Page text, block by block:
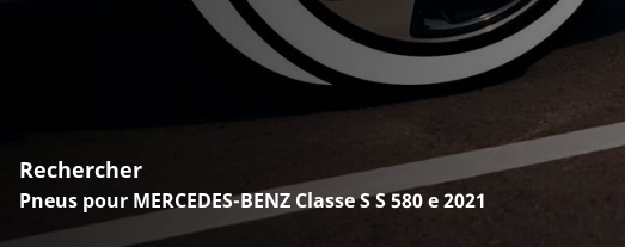
Rechercher
Pneus pour MERCEDES-BENZ Classe S S 580 e 2021